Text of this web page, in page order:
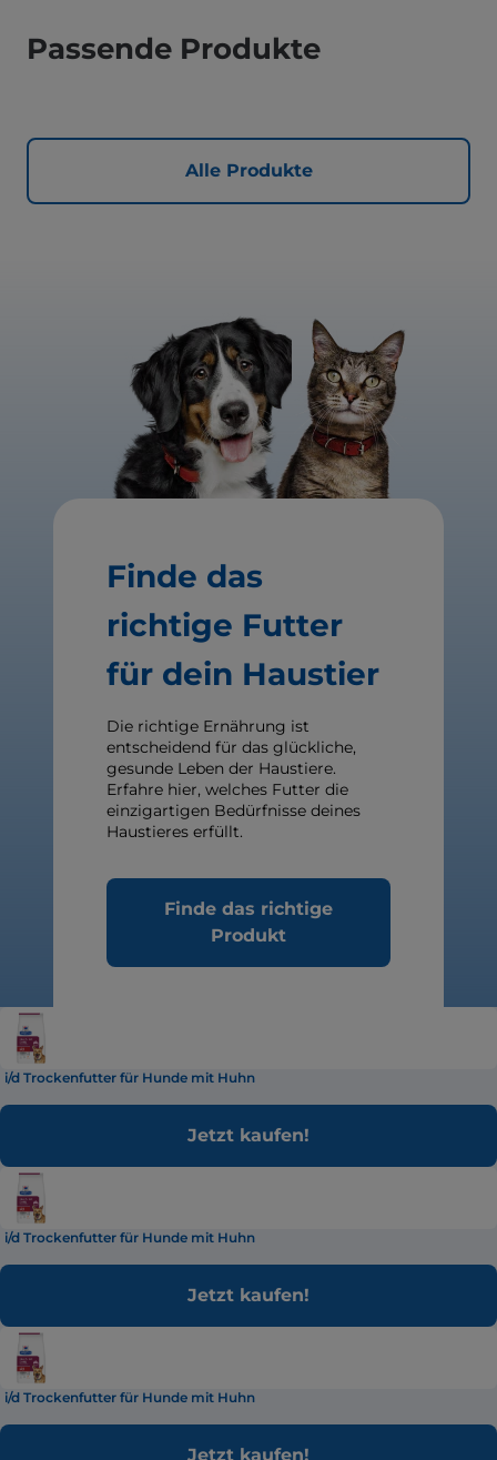
Passende Produkte
Alle Produkte
Finde das
richtige Futter
für dein Haustier
Die richtige Ernährung ist
entscheidend für das glückliche,
gesunde Leben der Haustiere.
Erfahre hier, welches Futter die
einzigartigen Bedürfnisse deines
Haustieres erfüllt.
Finde das richtige
Produkt
i/d Trockenfutter für Hunde mit Huhn
Jetzt kaufen!
i/d Trockenfutter für Hunde mit Huhn
Jetzt kaufen!
i/d Trockenfutter für Hunde mit Huhn
Jetzt kaufen!